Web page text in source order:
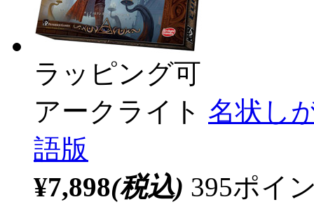
ラッピング可
アークライト 名状し
語版
¥7,898(税込) 395ポイ